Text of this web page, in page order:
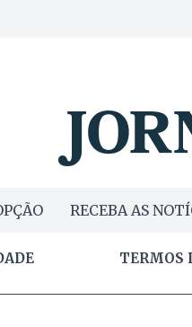
RECEBA AS
TERMOS